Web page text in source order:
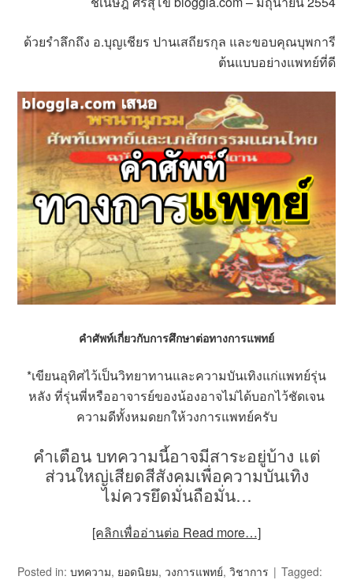
ด้วยรำลึกถึง อ.บุญเชียร ปานเสถียรกุล และขอบคุณบุพการี
ต้นแบบอย่างแพทย์ที่ดี
คำศัพท์เกี่ยวกับการศึกษาต่อทางการแพทย์
*เขียนอุทิศไว้เป็นวิทยาทานและความบันเทิงแก่แพทย์รุ่น
หลัง ที่รุ่นพี่หรืออาจารย์ของน้องอาจไม่ได้บอกไว้ชัดเจน
ความดีทั้งหมดยกให้วงการแพทย์ครับ
คำเตือน บทความนี้อาจมีสาระอยู่บ้าง แต่
ส่วนใหญ่เสียดสีสังคมเพื่อความบันเทิง
ไม่ควรยึดมั่นถือมั่น…
[คลิกเพื่ออ่านต่อ Read more…]
Posted in:บทความ, ยอดนิยม, วงการแพทย์,วิชาการ
Tagged: